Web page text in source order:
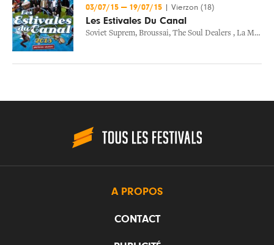
03/07/15 — 19/07/15 Vierzon (18)
Les Estivales Du Canal
Soviet Suprem, Broussai, The Soul Dealers , La Mouette Et Le Chat
A PROPOS
CONTACT